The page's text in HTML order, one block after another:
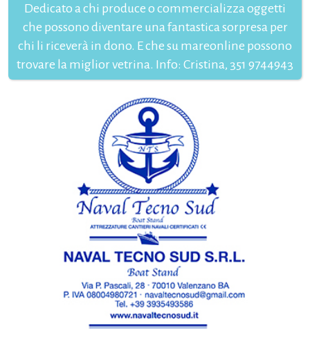
Dedicato a chi produce o commercializza oggetti
che possono diventare una fantastica sorpresa per
chi li riceverà in dono. E che su mareonline possono
trovare la miglior vetrina. Info: Cristina, 351 9744943